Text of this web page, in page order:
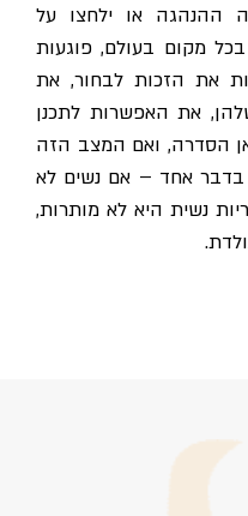
ההנהגה או ילחצו על
מקום בעולם, פוגעות
את הזכות לבחור, את
את האפשרות לתכנן
הסדרה, ואם המצב הזה
בדבר אחד – אם נשים לא
נשית היא לא מותרות,